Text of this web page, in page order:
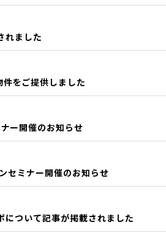
れました
をご提供しました
ー開催のお知らせ
セミナー開催のお知らせ
ついて記事が掲載されました